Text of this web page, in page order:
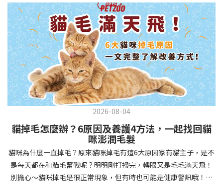
相處中獲得回報狗狗訓練指南，六步驟培養幼犬開始幼犬訓練時，
系統性的方法能帶來最佳效果。從信任建立到習慣養成，每個階段
都至關重要，缺一不可。良好的訓練應循序漸進，把握幼犬成長敏
感期，以積極正向的方式引導。遵循這六個步驟，即使是第一次養
狗的新手，也能輕鬆將調皮的小狗訓練成聽話的好夥伴！建立信任
基礎 幼犬訓練的第一步不是教指令，而是建立信任。剛到新家的幼
犬可能感到緊張不安，給予適當空間適應環境很重要。用溫柔的聲
音交談，提供安全舒適的窩，維持規律的餵食和如廁時間，讓幼犬
感到安心。輕輕撫摸、溫柔擁抱，每天安排固定玩耍時間，這些都
任你後，可開始教導基本指令。從簡單的「坐下」開始，再逐步學
習「趴下」、「等待」和「過來」。每次訓練保持在5-10分鐘內，
避免幼犬注意力分散。使用清晰一致的口令和手勢，成功時立即給
予獎勵和讚美。記住，重複是學習的關鍵，每天多次短時間練習效
果最佳。調整日常行為除了基本指令，幼犬還需學習生活禮儀。如
若超過 24 小時沒改善，建議就醫。血便（帶血絲或黑色糞便） 👉
可能是嚴重腸胃問題，應立即帶去獸醫院！想知道貓咪拉肚子的真
正原因，只要透過 5 個簡單步驟，就能判斷問題嚴重性，決定是否
需要就醫！接下來我們一起來看看該怎麼做吧！🐾 貓咪拉肚子怎麼
辦？5步驟判斷貓咪拉肚子是否需要馬上看醫生貓咪拉肚子的因素與
許多原因有關，更換食物、誤食異物或不乾淨的東西、寄生蟲、其
他疾病。 5 步驟判斷貓咪拉肚子原因，要不要看醫生？當貓咪拉肚
子時，不用慌張！透過以下 5 個步驟，就能快速判斷原因，並決定
是否需要帶去獸醫院。📌 貓咪拉肚子判斷步驟1：觀察糞便的狀態：
糞便質地是關鍵！不同形態代表不同的腸胃狀況📌 貓咪拉肚子判斷
步驟2：回想最近的飲食變化：有沒有突然換飼料或罐頭？ 有沒有吃
到新零食或人類食物？ 是否誤食異物？📌 貓咪拉肚子判斷步驟3：
確認環境與生活作息：最近是否搬家、換貓砂、新成員加入？ 天氣
是否有變化？ 飼主是否長時間外出？📌 貓咪拉肚子判斷步驟4：觀
察貓咪的精神與食慾：貓咪精神好嗎？、食慾是否正常？，可先觀
2026-08-04
貓掉毛怎麼辦？6原因及養護4方法，一起找回貓
咪澎潤毛髮
貓咪為什麼一直掉毛？原來貓咪掉毛有這6大原因家有貓主子，是不
是每天都在和貓毛奮戰呢？明明剛打掃完，轉眼又是毛毛滿天飛！
別擔心～貓咪掉毛是很正常現象，但有時也可能是健康警訊哦！以